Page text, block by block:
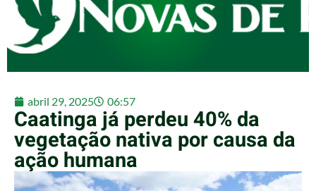
abril 29, 2025 06:57
Caatinga já perdeu 40% da
vegetação nativa por causa da
ação humana